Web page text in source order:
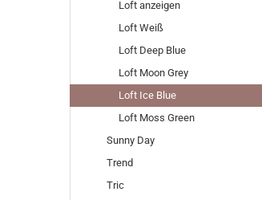
Loft anzeigen
Loft Weiß
Loft Deep Blue
Loft Moon Grey
Loft Ice Blue
Loft Moss Green
Sunny Day
Trend
Tric